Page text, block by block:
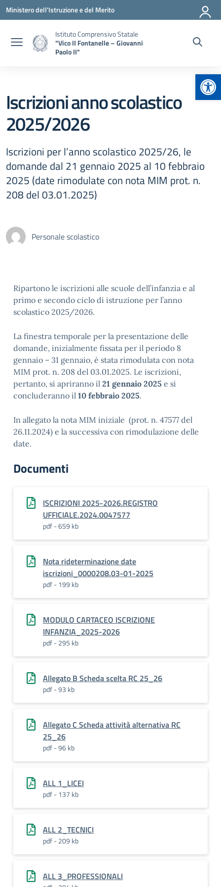
Vai ai contenuti
Vai al menu di navigazione
Vai al footer
Ministero dell'Istruzione e del Merito
Istituto Comprensivo Statale
"Vico II Fontanelle – Giovanni
Paolo II"
Iscrizioni anno scolastico
2025/2026
Iscrizioni per l’anno scolastico 2025/26, le
domande dal 21 gennaio 2025 al 10 febbraio
2025 (date rimodulate con nota MIM prot. n.
208 del 03.01.2025)
Personale scolastico
Ripartono le iscrizioni alle scuole dell’infanzia e al
primo e secondo ciclo di istruzione per l’anno
scolastico 2025/2026.
La finestra temporale per la presentazione delle
domande, inizialmente fissata per il periodo 8
gennaio – 31 gennaio, è stata rimodulata con nota
MIM prot. n. 208 del 03.01.2025. Le iscrizioni,
pertanto, si apriranno il 21 gennaio 2025 e si
concluderanno il 10 febbraio 2025.
In allegato la nota MIM iniziale (prot. n. 47577 del
26.11.2024) e la successiva con rimodulazione delle
date.
Documenti
ISCRIZIONI 2025-2026.REGISTRO
UFFICIALE.2024.0047577
pdf - 659 kb
Nota rideterminazione date
iscrizioni_0000208.03-01-2025
pdf - 199 kb
MODULO CARTACEO ISCRIZIONE
INFANZIA_2025-2026
pdf - 295 kb
Allegato B Scheda scelta RC 25_26
pdf - 93 kb
Allegato C Scheda attività alternativa RC
25_26
pdf - 96 kb
ALL 1_LICEI
pdf - 137 kb
ALL 2_TECNICI
pdf - 209 kb
ALL 3_PROFESSIONALI